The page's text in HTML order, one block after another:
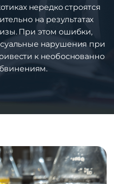
нередко строятся
на результатах
При этом ошибки,
нарушения при
к необоснованно